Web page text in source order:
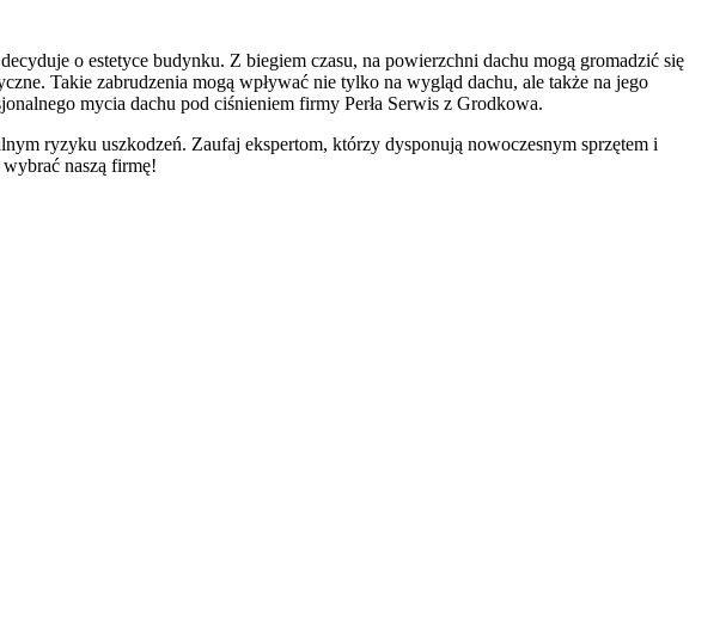
o estetyce budynku. Z biegiem czasu, na powierzchni dachu mogą gromadzić się
Takie zabrudzenia mogą wpływać nie tylko na wygląd dachu, ale także na jego
mycia dachu pod ciśnieniem firmy Perła Serwis z Grodkowa.
ryzyku uszkodzeń. Zaufaj ekspertom, którzy dysponują nowoczesnym sprzętem i
naszą firmę!